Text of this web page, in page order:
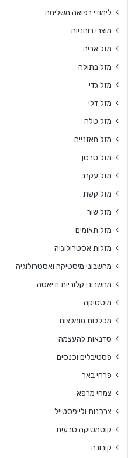
לימודי רפואה משלימה
מוצרי רוחניות
מזל אריה
מזל בתולה
מזל גדי
מזל דלי
מזל טלה
מזל מאזניים
מזל סרטן
מזל עקרב
מזל קשת
מזל שור
מזל תאומים
מזלות אסטרולוגיה
מחשבוני מיסטיקה ואסטרולוגיה
מחשבוני קלוריות ודיאטה
מיסטיקה
מכללות מומלצות
סדנאות להעצמה
פסטיבלים וכנסים
פרחי באך
צמחי מרפא
צרכנות ולייפסטייל
קוסמטיקה טבעית
קורונה